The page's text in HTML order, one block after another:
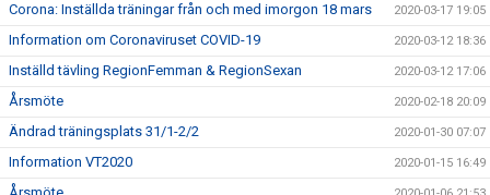
Corona: Inställda träningar från och med imorgon 18 mars 2020-03-17 19:05
Information om Coronaviruset COVID-19 2020-03-12 18:36
Inställd tävling RegionFemman & RegionSexan 2020-03-12 17:06
Årsmöte 2020-02-18 20:09
Ändrad träningsplats 31/1-2/2 2020-01-30 07:07
Information VT2020 2020-01-15 16:49